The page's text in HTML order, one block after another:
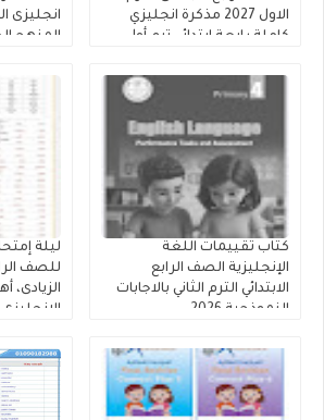
الاول 2027 مذكرة انجليزي
كاملة رابعة ابتدائي ترم أول
انجليزى
المنهج
كتاب تقييمات اللغة
الإنجليزية الصف الرابع
الابتدائي الترم الثاني بالاجابات
النموذجية 2026
ليلة
للصف
الانجليزى